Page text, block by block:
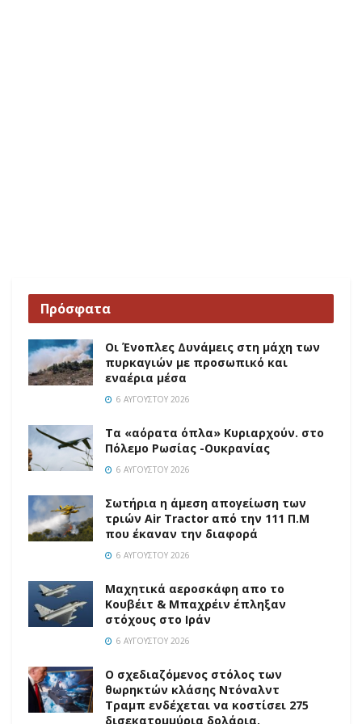
Πρόσφατα
Οι Ένοπλες Δυνάμεις στη μάχη των
πυρκαγιών με προσωπικό και
εναέρια μέσα
6 ΑΥΓΟΎΣΤΟΥ 2026
Τα «αόρατα όπλα» Κυριαρχούν. στο
Πόλεμο Ρωσίας -Ουκρανίας
6 ΑΥΓΟΎΣΤΟΥ 2026
Σωτήρια η άμεση απογείωση των
τριών Air Tractor από την 111 Π.M
που έκαναν την διαφορά
6 ΑΥΓΟΎΣΤΟΥ 2026
Mαχητικά αεροσκάφη απο το
Κουβέιτ & Μπαχρέιν έπληξαν
στόχους στο Ιράν
6 ΑΥΓΟΎΣΤΟΥ 2026
Ο σχεδιαζόμενος στόλος των
θωρηκτών κλάσης Ντόναλντ
Τραμπ ενδέχεται να κοστίσει 275
δισεκατομμύρια δολάρια,